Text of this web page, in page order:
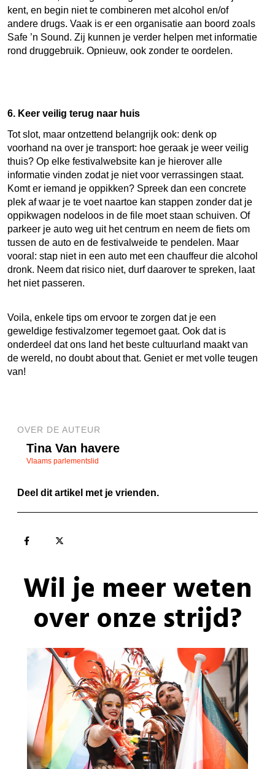
kent, en begin niet te combineren met alcohol en/of
andere drugs. Vaak is er een organisatie aan boord zoals
Safe ’n Sound. Zij kunnen je verder helpen met informatie
rond druggebruik. Opnieuw, ook zonder te oordelen.
6. Keer veilig terug naar huis
Tot slot, maar ontzettend belangrijk ook: denk op
voorhand na over je transport: hoe geraak je weer veilig
thuis? Op elke festivalwebsite kan je hierover alle
informatie vinden zodat je niet voor verrassingen staat.
Komt er iemand je oppikken? Spreek dan een concrete
plek af waar je te voet naartoe kan stappen zonder dat je
oppikwagen nodeloos in de file moet staan schuiven. Of
parkeer je auto weg uit het centrum en neem de fiets om
tussen de auto en de festivalweide te pendelen. Maar
vooral: stap niet in een auto met een chauffeur die alcohol
dronk. Neem dat risico niet, durf daarover te spreken, laat
het niet passeren.
Voila, enkele tips om ervoor te zorgen dat je een
geweldige festivalzomer tegemoet gaat. Ook dat is
onderdeel dat ons land het beste cultuurland maakt van
de wereld, no doubt about that. Geniet er met volle teugen
van!
OVER DE AUTEUR
Tina Van havere
Vlaams parlementslid
Deel dit artikel met je vrienden.
Wil je meer weten
over onze strijd?